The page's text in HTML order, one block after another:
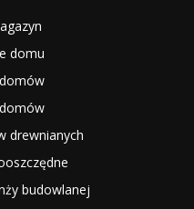
domu
drewnianych
budowlanej